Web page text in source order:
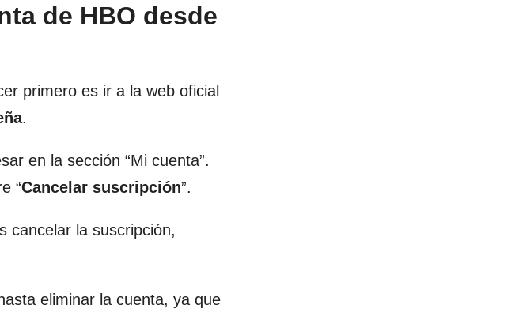
de HBO desde
primero es ir a la web oficial
.
en la sección “Mi cuenta”.
“Cancelar suscripción”.
cancelar la suscripción,
eliminar la cuenta, ya que